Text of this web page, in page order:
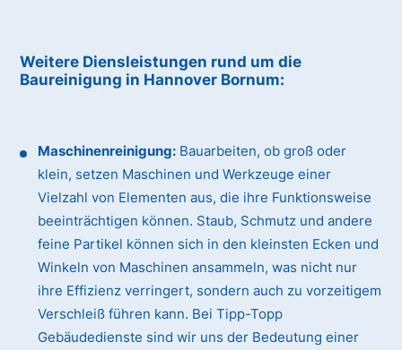
Weitere Diensleistungen rund um die
Baureinigung in Hannover Bornum:
Maschinenreinigung: Bauarbeiten, ob groß oder
klein, setzen Maschinen und Werkzeuge einer
Vielzahl von Elementen aus, die ihre Funktionsweise
beeinträchtigen können. Staub, Schmutz und andere
feine Partikel können sich in den kleinsten Ecken und
Winkeln von Maschinen ansammeln, was nicht nur
ihre Effizienz verringert, sondern auch zu vorzeitigem
Verschleiß führen kann. Bei Tipp-Topp
Gebäudedienste sind wir uns der Bedeutung einer